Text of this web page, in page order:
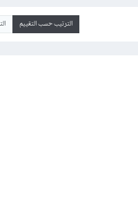
الترتيب حسب التقييم